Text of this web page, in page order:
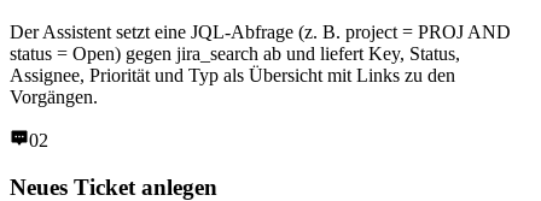
Der Assistent setzt eine JQL-Abfrage (z. B. project = PROJ AND
status = Open) gegen jira_search ab und liefert Key, Status,
Assignee, Priorität und Typ als Übersicht mit Links zu den
Vorgängen.
02
Neues Ticket anlegen